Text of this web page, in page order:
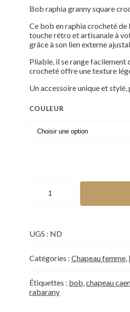
Bob raphia granny square
Ce bob en raphia crocheté
touche rétro et artisanale à
grâce à son lien externe
Pliable, il se range facilement
crocheté offre une texture
Un accessoire unique et
COULEUR
UGS : ND
Catégories : Chapeau femme,
Étiquettes : bob chapeau
rabarany